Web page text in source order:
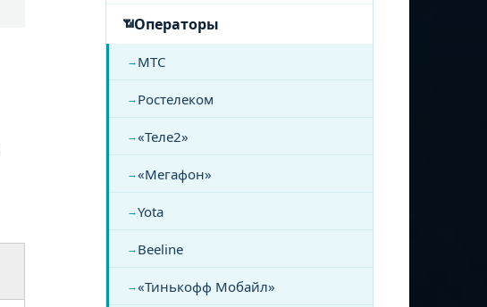
Операторы
МТС
Ростелеком
«Теле2»
«Мегафон»
Yota
Beeline
«Тинькофф Мобайл»